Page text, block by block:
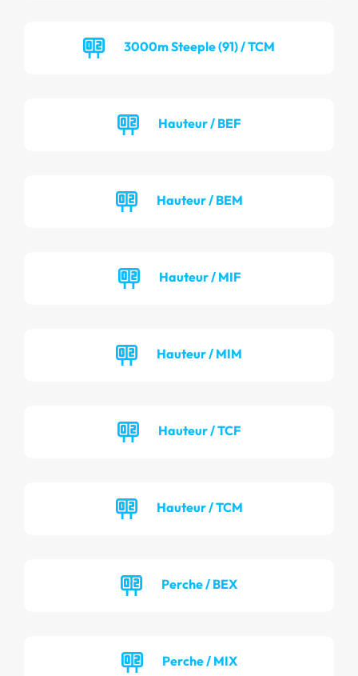
3000m Steeple (91) / TCM
Hauteur / BEF
Hauteur / BEM
Hauteur / MIF
Hauteur / MIM
Hauteur / TCF
Hauteur / TCM
Perche / BEX
Perche / MIX